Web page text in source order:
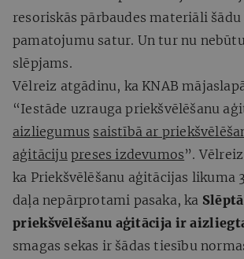
resoriskās pārbaudes materiāli šādu
pamatojumu satur. Un tur nu
slēpjams.
Vēlreiz atgādinu, ka KNAB
“Iestāde uzrauga priekšvēlēšanu
aizliegumus saistībā ar
aģitāciju preses izdevumos”.
ka Priekšvēlēšanu aģitācijas likuma
daļa nepārprotami pasaka, ka Slēptā
priekšvēlēšanu aģitācija ir
smagas sekas ir šādas tiesību